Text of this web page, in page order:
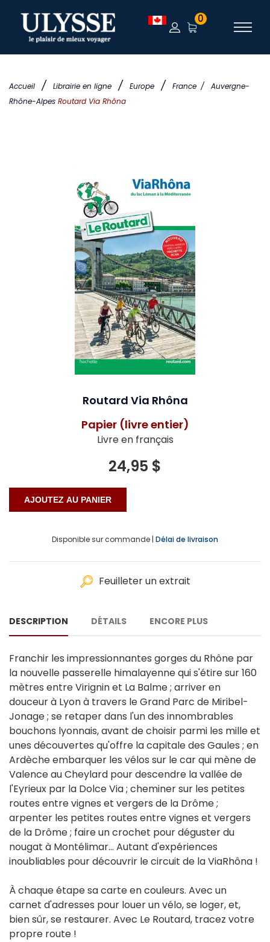
Accueil / Librairie en ligne / Europe / France /
Auvergne-
Rhône-Alpes Routard Via Rhôna
0
Routard Via Rhôna
Papier (livre entier)
Livre en français
24,95 $
Disponible sur commande | Délai de livraison
Feuilleter un extrait
DESCRIPTION DÉTAILS ENCORE PLUS
Franchir les impressionnantes gorges du Rhône par
la nouvelle passerelle himalayenne qui s'étire sur 160
mètres entre Virignin et La Balme ; arriver en
douceur à Lyon à travers le Grand Parc de Miribel-
Jonage ; se retaper dans l'un des innombrables
bouchons lyonnais, avant de choisir parmi les mille et
unes découvertes qu'offre la capitale des Gaules ; en
Ardèche embarquer les vélos sur le car qui mène de
Valence au Cheylard pour descendre la vallée de
l'Eyrieux par la Dolce Via ; cheminer sur les petites
routes entre vignes et vergers de la Drôme ;
arpenter les petites routes entre vignes et vergers
de la Drôme ; faire un crochet pour déguster du
nougat à Montélimar... Autant d'expériences
inoubliables pour découvrir le circuit de la ViaRhôna !
À chaque étape sa carte en couleurs. Avec un
carnet d'adresses pour louer un vélo, se loger, et,
bien sûr, se restaurer. Avec Le Routard, tracez votre
propre route !